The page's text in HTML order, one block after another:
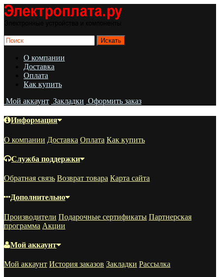
О компании
Доставка
Оплата
Как купить
Мой аккаунт Закладки Оформить заказ
Информация
О компании Доставка Оплата Как купить
Служба поддержки
Обратная связь Возврат товара Карта сайта
Дополнительно
Производители Подарочные сертификаты Партнерская
программа Акции
Мой аккаунт
Мой аккаунт История заказов Закладки Рассылка